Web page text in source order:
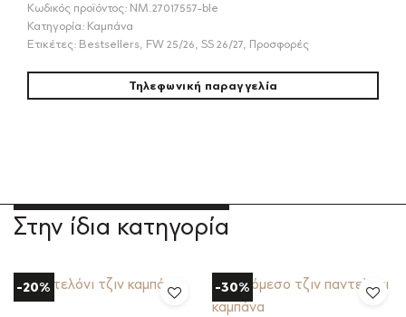
Κωδικός προϊόντος: NM.27017557-ble
Κατηγορία: Καμπάνα
Ετικέτες: Bestsellers, FW 25/26, SS 26/27, Προσφορές
Τηλεφωνική παραγγελία
Στην ίδια κατηγορία
-20% -30%